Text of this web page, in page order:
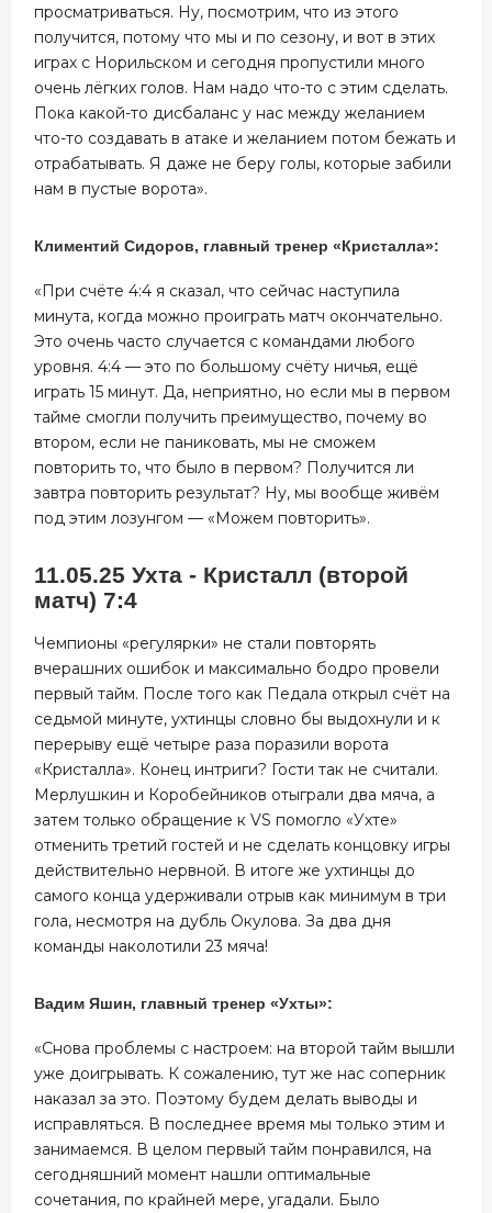
просматриваться. Ну, посмотрим, что из этого
получится, потому что мы и по сезону, и вот в этих
играх с Норильском и сегодня пропустили много
очень лёгких голов. Нам надо что-то с этим сделать.
Пока какой-то дисбаланс у нас между желанием
что-то создавать в атаке и желанием потом бежать и
отрабатывать. Я даже не беру голы, которые забили
нам в пустые ворота».
Климентий Сидоров, главный тренер «Кристалла»:
«При счёте 4:4 я сказал, что сейчас наступила
минута, когда можно проиграть матч окончательно.
Это очень часто случается с командами любого
уровня. 4:4 — это по большому счёту ничья, ещё
играть 15 минут. Да, неприятно, но если мы в первом
тайме смогли получить преимущество, почему во
втором, если не паниковать, мы не сможем
повторить то, что было в первом? Получится ли
завтра повторить результат? Ну, мы вообще живём
под этим лозунгом — «Можем повторить».
11.05.25 Ухта - Кристалл (второй
матч) 7:4
Чемпионы «регулярки» не стали повторять
вчерашних ошибок и максимально бодро провели
первый тайм. После того как Педала открыл счёт на
седьмой минуте, ухтинцы словно бы выдохнули и к
перерыву ещё четыре раза поразили ворота
«Кристалла». Конец интриги? Гости так не считали.
Мерлушкин и Коробейников отыграли два мяча, а
затем только обращение к VS помогло «Ухте»
отменить третий гостей и не сделать концовку игры
действительно нервной. В итоге же ухтинцы до
самого конца удерживали отрыв как минимум в три
гола, несмотря на дубль Окулова. За два дня
команды наколотили 23 мяча!
Вадим Яшин, главный тренер «Ухты»:
«Снова проблемы с настроем: на второй тайм вышли
уже доигрывать. К сожалению, тут же нас соперник
наказал за это. Поэтому будем делать выводы и
исправляться. В последнее время мы только этим и
занимаемся. В целом первый тайм понравился, на
сегодняшний момент нашли оптимальные
сочетания, по крайней мере, угадали. Было